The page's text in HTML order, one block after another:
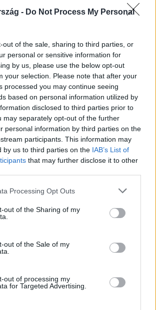
- Do Not Process My Personal
out of the sale, sharing to third parties, or
personal or sensitive information for
by us, please use the below opt-out
your selection. Please note that after your
processed you may continue seeing
based on personal information utilized by
disclosed to third parties prior to
may separately opt-out of the further
personal information by third parties on the
participants. This information may
by us to third parties on the IAB’s List of
that may further disclose it to other
website/app uses one or more Google
visit or usage behaviour. You may click to
to Google and its third-party tags to
below specified purposes in below Google
Processing Opt Outs
out of the Sharing of my
out of the Sale of my
out of processing my
for Targeted Advertising.
és értesülj a friss hírekről a
is!
Követem
#CSÓK